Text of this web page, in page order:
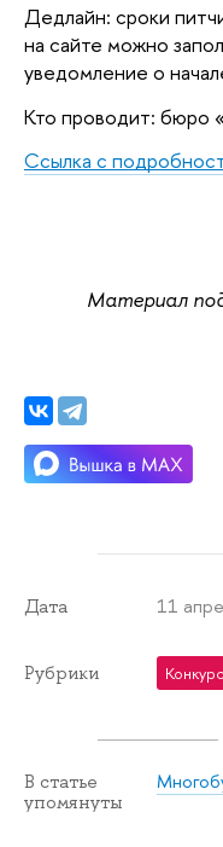
Дедлайн: сроки
на сайте можно
уведомление о
Кто проводит: бюро
Ссылка с
Материал
Дата 11
Рубрики
В статье
упомянуты